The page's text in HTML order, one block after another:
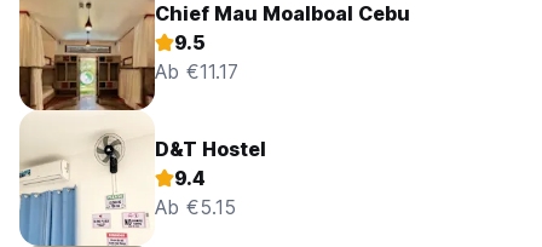
Chief Mau Moalboal Cebu
9.5
Ab €11.17
D&T Hostel
9.4
Ab €5.15